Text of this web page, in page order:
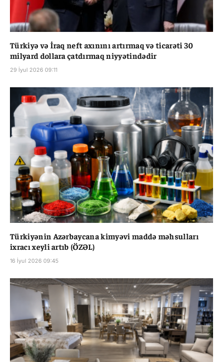
Türkiyə və İraq neft axınını artırmaq və ticarəti 30
milyard dollara çatdırmaq niyyətindədir
29 İyul 2026 09:11
Türkiyənin Azərbaycana kimyəvi maddə məhsulları
ixracı xeyli artıb (ÖZƏL)
16 İyul 2026 09:45